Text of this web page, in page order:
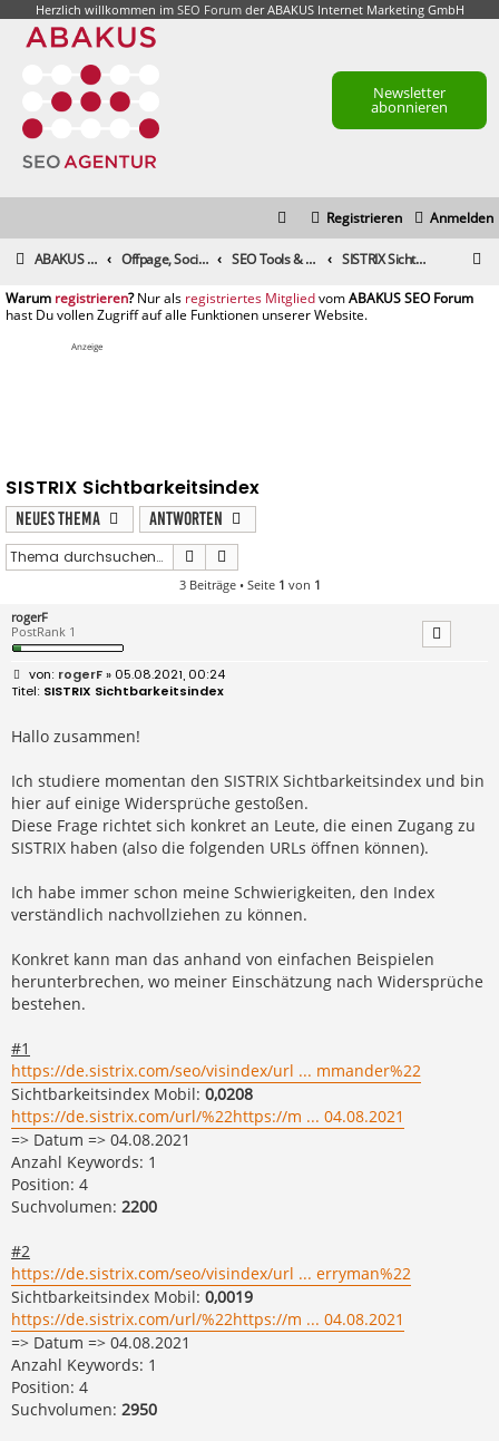
Herzlich willkommen im SEO Forumder ABAKUS Internet Marketing GmbH
Newsletter
abonnieren
Anmelden
Registrieren
ABAKUS Foren-Übersicht Offpage, Social Media, Tools und andere Maßnahmen SEO Tools & Suchmaschinenmarketing-Tools SISTRIX Sichtbarkeitsindex
registrieren registriertes Mitglied
Anzeige
SISTRIX Sichtbarkeitsindex
Neues Thema
Antworten
Suche
3 Beiträge • Seite 1 von 1
rogerF
PostRank 1
B
e
i
r
a
rogerF» 05.08.2021, 00:24
SISTRIX Sichtbarkeitsindex
Hallo zusammen!
Ich studiere momentan den SISTRIX Sichtbarkeitsindex und bin
hier auf einige Widersprüche gestoßen.
Diese Frage richtet sich konkret an Leute, die einen Zugang zu
SISTRIX haben (also die folgenden URLs öffnen können).
Ich habe immer schon meine Schwierigkeiten, den Index
verständlich nachvollziehen zu können.
Konkret kann man das anhand von einfachen Beispielen
herunterbrechen, wo meiner Einschätzung nach Widersprüche
bestehen.
#1
https://de.sistrix.com/seo/visindex/url ... mmander%22
Sichtbarkeitsindex Mobil: 0,0208
https://de.sistrix.com/url/%22https://m ... 04.08.2021
=> Datum => 04.08.2021
Anzahl Keywords: 1
Position: 4
Suchvolumen: 2200
#2
https://de.sistrix.com/seo/visindex/url ... erryman%22
Sichtbarkeitsindex Mobil: 0,0019
https://de.sistrix.com/url/%22https://m ... 04.08.2021
=> Datum => 04.08.2021
Anzahl Keywords: 1
Position: 4
Suchvolumen: 2950